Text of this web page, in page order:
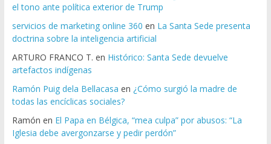
el tono ante política exterior de Trump
servicios de marketing online 360 en La Santa Sede presenta
doctrina sobre la inteligencia artificial
ARTURO FRANCO T. en Histórico: Santa Sede devuelve
artefactos indígenas
Ramón Puig dela Bellacasa en ¿Cómo surgió la madre de
todas las encíclicas sociales?
Ramón en El Papa en Bélgica, “mea culpa” por abusos: “La
Iglesia debe avergonzarse y pedir perdón”